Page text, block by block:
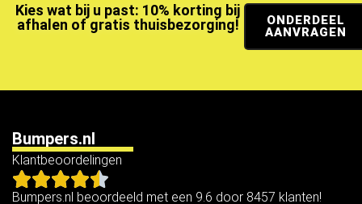
Kies wat bij u past: 10% korting bij
afhalen of gratis thuisbezorging!
ONDERDEEL
AANVRAGEN
Bumpers.nl
Klantbeoordelingen
Bumpers.nl beoordeeld met een 9.6 door 8457 klanten!